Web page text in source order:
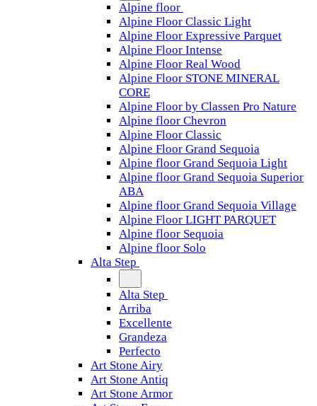
Alpine floor
Alpine Floor Classic Light
Alpine Floor Expressive Parquet
Alpine Floor Intense
Alpine Floor Real Wood
Alpine Floor STONE MINERAL
CORE
Alpine Floor by Classen Pro Nature
Alpine floor Chevron
Alpine Floor Classic
Alpine Floor Grand Sequoia
Alpine floor Grand Sequoia Light
Alpine floor Grand Sequoia Superior
ABA
Alpine floor Grand Sequoia Village
Alpine Floor LIGHT PARQUET
Alpine floor Sequoia
Alpine floor Solo
Alta Step
Alta Step
Arriba
Excellente
Grandeza
Perfecto
Art Stone Airy
Art Stone Antiq
Art Stone Armor